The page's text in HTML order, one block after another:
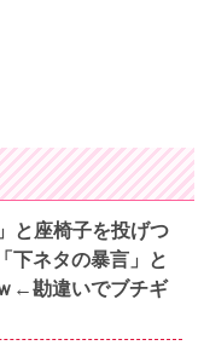
と座椅子を投げつ
下ネタの暴言」と
←勘違いでブチギ